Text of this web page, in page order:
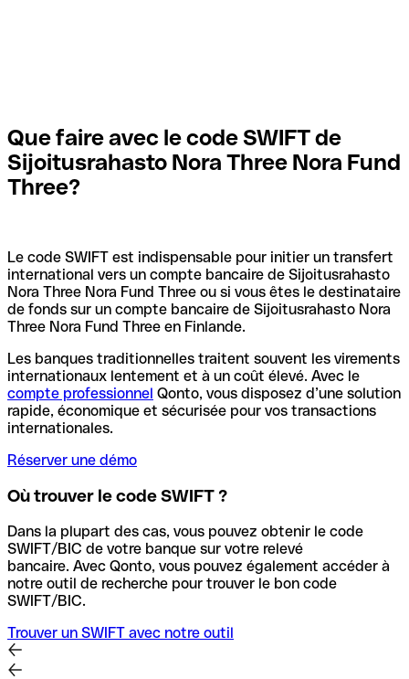
Que faire avec le code SWIFT de
Sijoitusrahasto Nora Three Nora Fund
Three?
Le code SWIFT est indispensable pour initier un transfert
international vers un compte bancaire de Sijoitusrahasto
Nora Three Nora Fund Three ou si vous êtes le destinataire
de fonds sur un compte bancaire de Sijoitusrahasto Nora
Three Nora Fund Three en Finlande.
Les banques traditionnelles traitent souvent les virements
internationaux lentement et à un coût élevé. Avec le
compte professionnel Qonto, vous disposez d’une solution
rapide, économique et sécurisée pour vos transactions
internationales.
Réserver une démo
Où trouver le code SWIFT ?
Dans la plupart des cas, vous pouvez obtenir le code
SWIFT/BIC de votre banque sur votre relevé
bancaire. Avec Qonto, vous pouvez également accéder à
notre outil de recherche pour trouver le bon code
SWIFT/BIC.
Trouver un SWIFT avec notre outil